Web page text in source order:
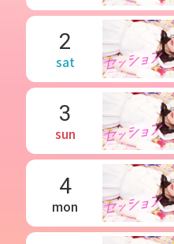
2
sat
3
sun
4
mon